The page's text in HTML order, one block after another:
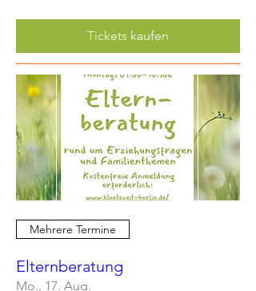
Tickets kaufen
Mehrere Termine
Elternberatung
Mo., 17. Aug.